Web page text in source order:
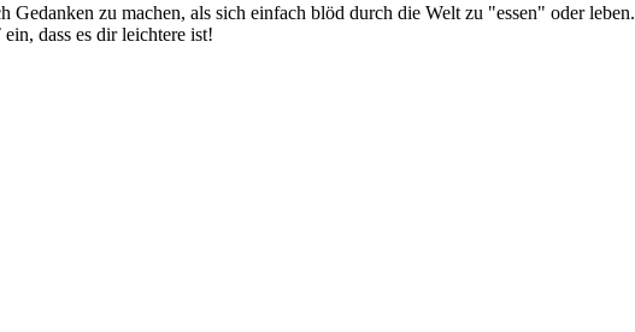
zu machen, als sich einfach blöd durch die Welt zu "essen" oder leben.
dass es dir leichtere ist!